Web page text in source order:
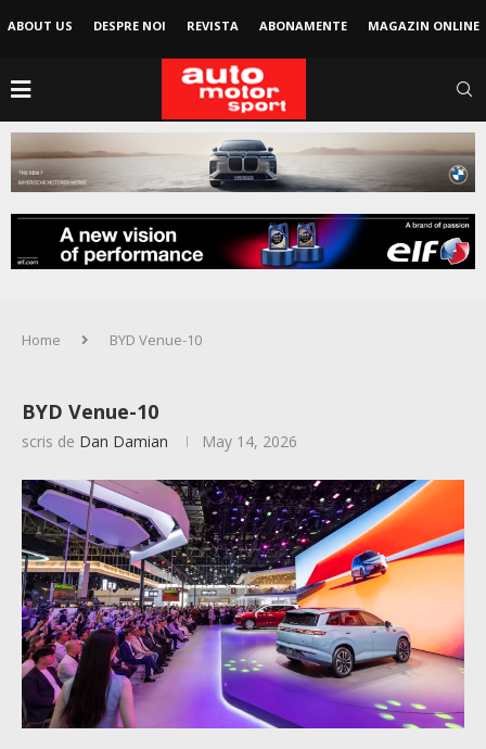
ABOUT US DESPRE NOI REVISTA ABONAMENTE MAGAZIN ONLINE
Home BYD Venue-10
BYD Venue-10
scris de Dan Damian May 14, 2026